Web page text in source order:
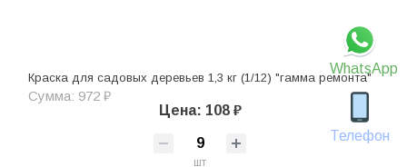
WhatsApp
Телефон
Краска для садовых деревьев 1,3 кг (1/12) "гамма ремонта"
Сумма: 972 ₽
Цена: 108 ₽
шт